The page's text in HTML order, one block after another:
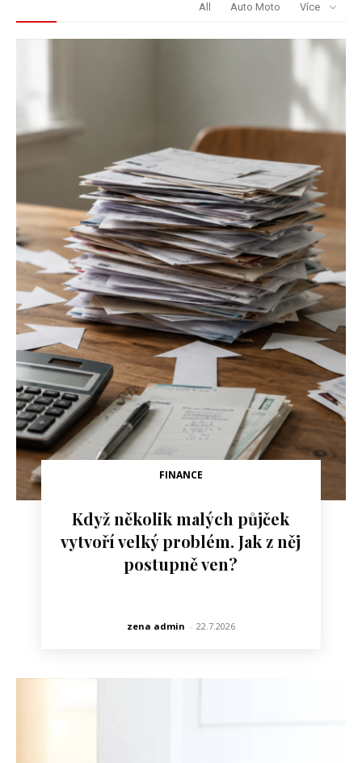
All Auto Moto Více
FINANCE
Když několik malých půjček
vytvoří velký problém. Jak z něj
postupně ven?
zena admin - 22.7.2026